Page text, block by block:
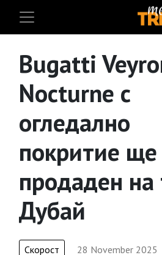
Bugatti
Nocturne с
огледално
покритие
продаден на
Дубай
Скорост
28 November 2025